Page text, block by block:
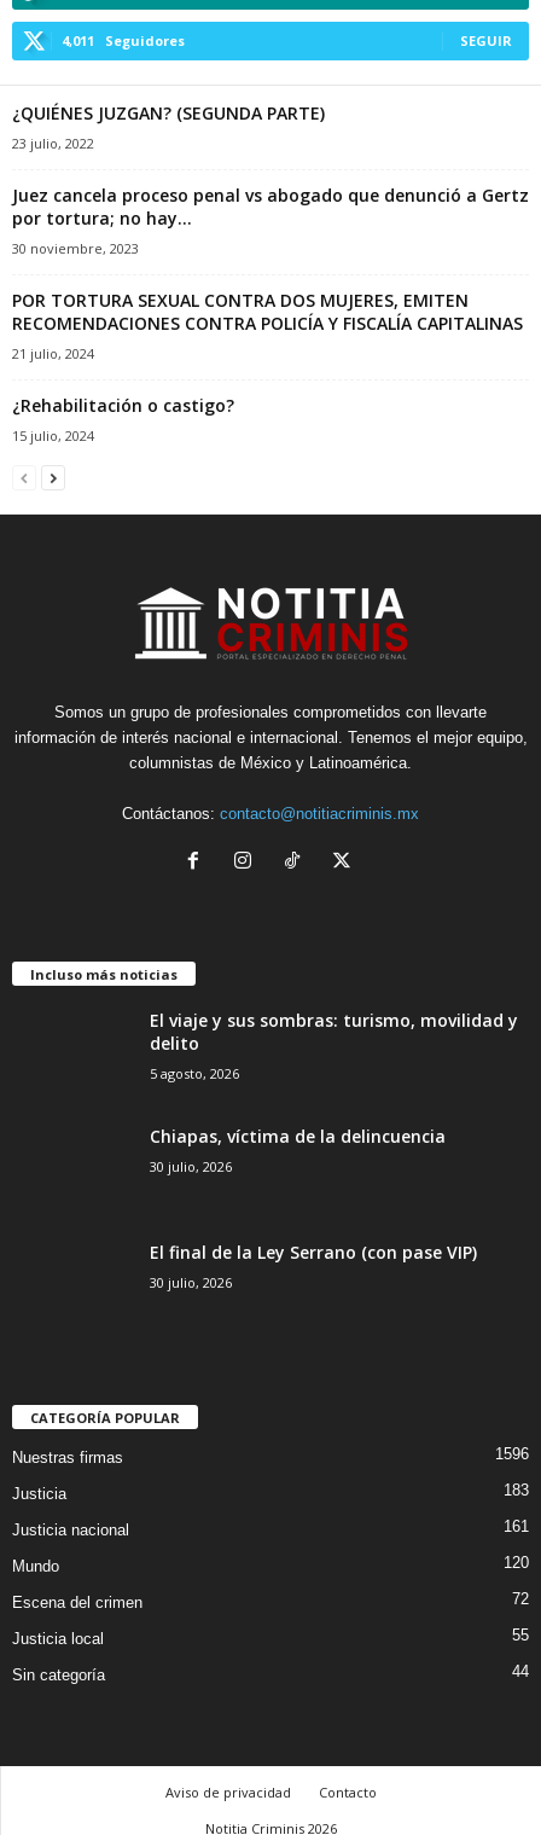
4,011 Seguidores SEGUIR
¿QUIÉNES JUZGAN? (SEGUNDA PARTE)
23 julio, 2022
Juez cancela proceso penal vs abogado que denunció a Gertz
por tortura; no hay...
30 noviembre, 2023
POR TORTURA SEXUAL CONTRA DOS MUJERES, EMITEN
RECOMENDACIONES CONTRA POLICÍA Y FISCALÍA CAPITALINAS
21 julio, 2024
¿Rehabilitación o castigo?
15 julio, 2024
Somos un grupo de profesionales comprometidos con llevarte
información de interés nacional e internacional. Tenemos el mejor equipo,
columnistas de México y Latinoamérica.
Contáctanos: contacto@notitiacriminis.mx
Incluso más noticias
El viaje y sus sombras: turismo, movilidad y
delito
5 agosto, 2026
Chiapas, víctima de la delincuencia
30 julio, 2026
El final de la Ley Serrano (con pase VIP)
30 julio, 2026
CATEGORÍA POPULAR
Nuestras firmas 1596
Justicia 183
Justicia nacional 161
Mundo 120
Escena del crimen 72
Justicia local 55
Sin categoría 44
Aviso de privacidad
Contacto
Notitia Criminis 2026